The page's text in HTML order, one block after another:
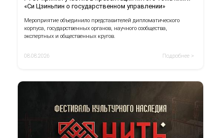
«Си Цзиньпин о государственном управлении»
Мероприятие объединило представителей дипломатического
корпуса, государственных органов, научного сообщества,
экспертных и общественных кругов.
08.08.2026 Подробнее >